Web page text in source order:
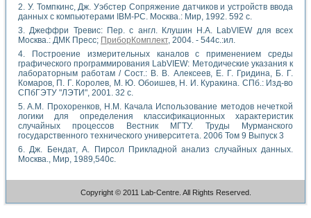
2. У. Томпкинс, Дж. Уэбстер Сопряжение датчиков и устройств ввода
данных с компьютерами IBM-PC. Москва.: Мир, 1992. 592 с.
3. Джеффри Тревис: Пер. с англ. Клушин Н.А. LabVIEW для всех
Москва.: ДМК Пресс; ПриборКомплект, 2004. - 544с.:ил.
4. Построение измерительных каналов с применением среды
графического программирования LabVIEW: Методические указания к
лабораторным работам / Сост.: В. В. Алексеев, Е. Г. Гридина, Б. Г.
Комаров, П. Г. Королев, М. Ю. Обоишев, Н. И. Куракина. СПб.: Изд-во
СПбГЭТУ "ЛЭТИ", 2001. 32 с.
5. A.M. Прохоренков, Н.М. Качала Использование методов нечеткой
логики для определения классификационных характеристик
случайных процессов Вестник МГТУ. Труды Мурманского
государственного технического университета. 2006 Том 9 Выпуск 3
6. Дж. Бендат, А. Пирсол Прикладной анализ случайных данных.
Москва., Мир, 1989,540с.
Copyright © 2011 Lab-Centre. All Rights Reserved.